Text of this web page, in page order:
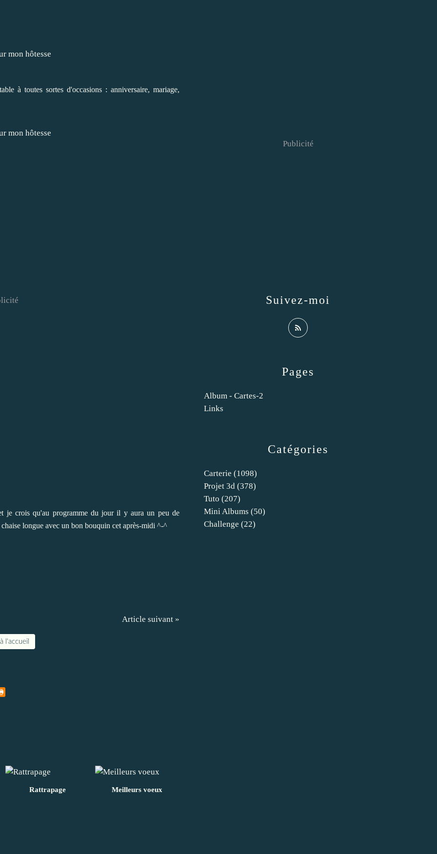
à toutes sortes d'occasions : anniversaire, mariage,
je crois qu'au programme du jour il y aura un peu de
longue avec un bon bouquin cet après-midi ^-^
Article suivant »
l'accueil
Rattrapage Meilleurs voeux
Catégories
Carterie (1098)
Projet 3d (378)
Tuto (207)
Mini Albums (50)
Challenge (22)
Pages
Album - Cartes-2
Links
Suivez-moi
Publicité